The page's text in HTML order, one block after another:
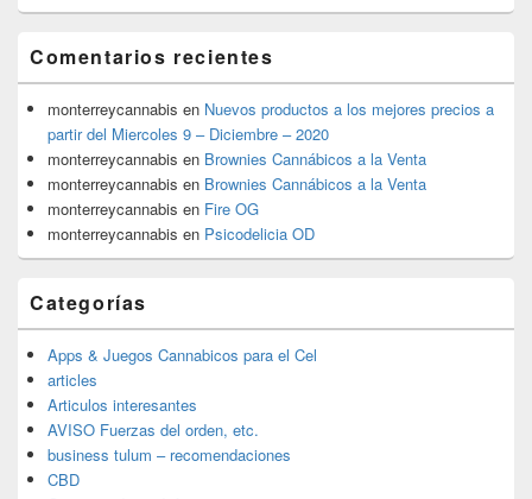
Comentarios recientes
monterreycannabis en Nuevos productos a los mejores precios a
partir del Miercoles 9 – Diciembre – 2020
monterreycannabis en Brownies Cannábicos a la Venta
monterreycannabis en Brownies Cannábicos a la Venta
monterreycannabis en Fire OG
monterreycannabis en Psicodelicia OD
Categorías
Apps & Juegos Cannabicos para el Cel
articles
Articulos interesantes
AVISO Fuerzas del orden, etc.
business tulum – recomendaciones
CBD